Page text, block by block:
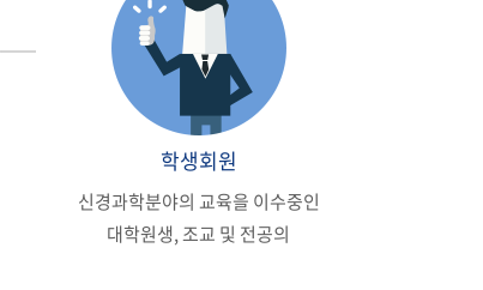
학생회원
신경과학분야의 교육을 이수중인
대학원생, 조교 및 전공의